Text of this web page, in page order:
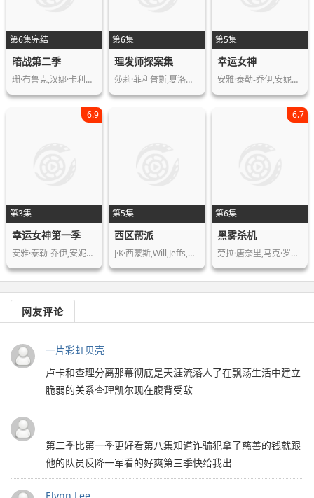
第6集完结
暗战第二季
珊·布鲁克,汉娜·卡利克-布朗,西蒙·…
第6集
理发师探案集
莎莉·菲利普斯,夏洛特·乔丹,本·卡斯…
第5集
幸运女神
安雅·泰勒-乔伊,安妮特·贝宁,蒂莫西…
第3集
6.9
幸运女神第一季
安雅·泰勒-乔伊,安妮特·贝宁,蒂莫西…
第5集
西区帮派
J·K·西蒙斯,Will,Jeffs,罗恩·米德…
第6集
6.7
黑雾杀机
劳拉·唐奈里,马克·罗利,埃蒙·埃利奥…
网友评论
一片彩虹贝壳
卢卡和查理分离那幕彻底是天涯流落人了在飘荡生活中建立
脆弱的关系查理凯尔现在腹背受敌
第二季比第一季更好看第八集知道诈骗犯拿了慈善的钱就跟
他的队员反降一军看的好爽第三季快给我出